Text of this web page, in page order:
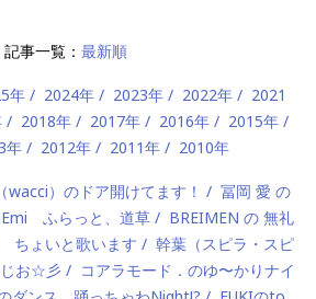
記事一覧： 最新順
年 2024年 2023年 2022年
2021
2018年 2017年 2016年
2015年
年 2012年 2011年 2010年
wacci）のドア開けてます！
冨岡 愛 の
ふらっと、道草
BREIMEN の 無礼
ちょいと歌います
幹葉（スピラ・スピ
お☆彡
コアラモード．のゆ〜かりナイ